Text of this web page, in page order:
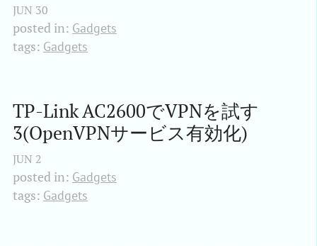
JUN 30
posted in: Gadgets
tags: Gadgets
TP-Link AC2600でVPNを試す
3(OpenVPNサービス有効化)
JUN 2
posted in: Gadgets
tags: Gadgets